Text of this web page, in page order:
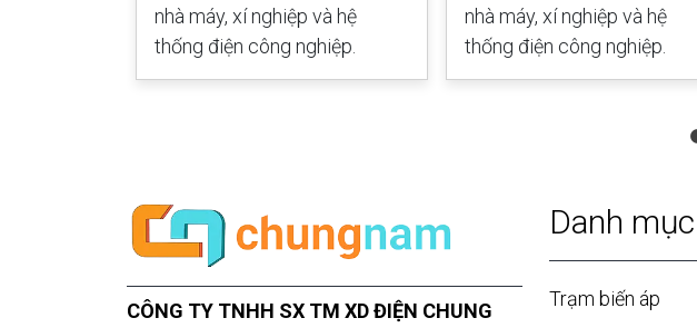
nhà máy, xí nghiệp và hệ
thống điện công nghiệp.
nhà máy, xí nghiệp và hệ
thống điện công nghiệp.
CÔNG TY TNHH SX TM XD ĐIỆN CHUNG
Danh mục
Trạm biến áp